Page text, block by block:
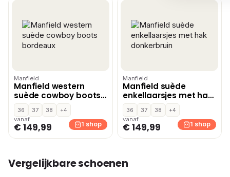
Manfield
Manfield western
suède cowboy boots
bordeaux
36 37 38
+4
vanaf
€ 149,99 1 shop
Manfield
Manfield suède
enkellaarsjes met hak
donkerbruin
36 37 38
+4
vanaf
€ 149,99 1 shop
Vergelijkbare schoenen